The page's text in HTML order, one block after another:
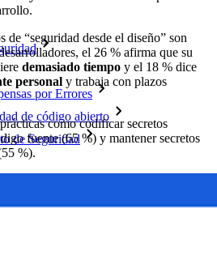
por Errores
de código abierto
de Seguridad
“seguridad desde el diseño” son
el 26 % afirma que su
demasiado tiempo y el 18 % dice
personal y trabaja con plazos
como codificar secretos
fuente (65 %) y mantener secretos
%).